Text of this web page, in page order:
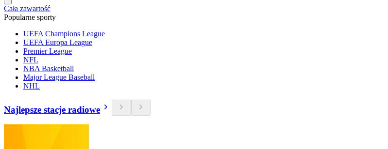
Cała zawartość
Popularne sporty
UEFA Champions League
UEFA Europa League
Premier League
NFL
NBA Basketball
Major League Baseball
NHL
Najlepsze stacje radiowe